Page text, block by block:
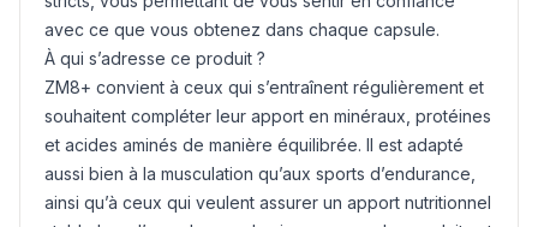
avec ce que vous obtenez dans chaque capsule.
À qui s’adresse ce produit ?
ZM8+ convient à ceux qui s’entraînent régulièrement et
souhaitent compléter leur apport en minéraux, protéines
et acides aminés de manière équilibrée. Il est adapté
aussi bien à la musculation qu’aux sports d’endurance,
ainsi qu’à ceux qui veulent assurer un apport nutritionnel